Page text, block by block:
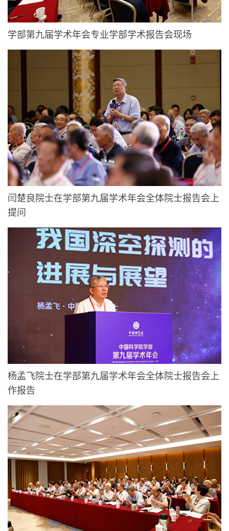
学部第九届学术年会专业学部学术报告会现场
闫楚良院士在学部第九届学术年会全体院士报告会上
提问
杨孟飞院士在学部第九届学术年会全体院士报告会上
作报告